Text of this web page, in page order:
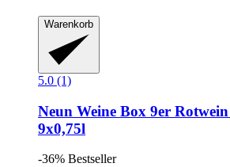
Warenkorb
5.0 (1)
Neun Weine Box 9er
9x0,75l
-36% Bestseller